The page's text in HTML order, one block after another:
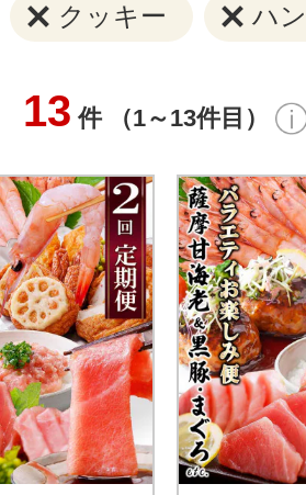
クッキー ハ
13 件 （1～13件目）